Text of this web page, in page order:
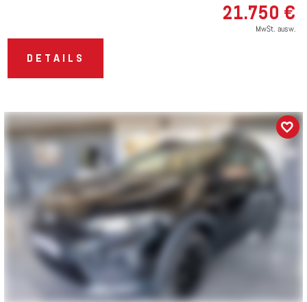
21.750 €
MwSt. ausw.
DETAILS